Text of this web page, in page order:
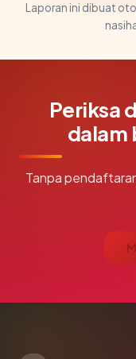
Laporan ini dibuat
Periksa
dalam
Tanpa